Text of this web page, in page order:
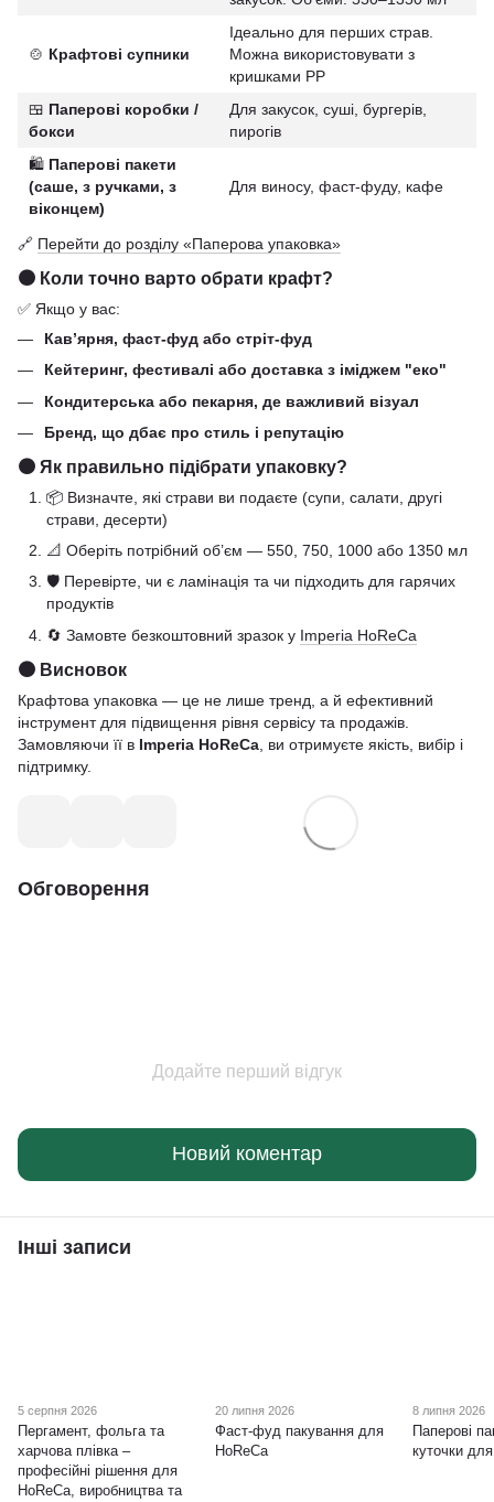
🍲 Крафтові супники
Ідеально для перших страв.
Можна використовувати з
кришками РР
🍱 Паперові коробки /
бокси
Для закусок, суші, бургерів,
пирогів
🛍️ Паперові пакети
(саше, з ручками, з
віконцем)
Для виносу, фаст-фуду, кафе
🔗 Перейти до розділу «Паперова упаковка»
🟤 Коли точно варто обрати крафт?
✅ Якщо у вас:
Кав’ярня, фаст-фуд або стріт-фуд
Кейтеринг, фестивалі або доставка з іміджем "еко"
Кондитерська або пекарня, де важливий візуал
Бренд, що дбає про стиль і репутацію
🟤 Як правильно підібрати упаковку?
📦 Визначте, які страви ви подаєте (супи, салати, другі
страви, десерти)
📐 Оберіть потрібний об’єм — 550, 750, 1000 або 1350 мл
🛡️ Перевірте, чи є ламінація та чи підходить для гарячих
продуктів
🔄 Замовте безкоштовний зразок у Imperia HoReCa
🟤 Висновок
Крафтова упаковка — це не лише тренд, а й ефективний
інструмент для підвищення рівня сервісу та продажів.
Замовляючи її в Imperia HoReCa , ви отримуєте якість, вибір і
підтримку.
Обговорення
Додайте перший відгук
Новий коментар
Інші записи
5 серпня 2026
Пергамент, фольга та
харчова плівка –
професійні рішення для
HoReCa, виробництва та
20 липня 2026
Фаст-фуд пакування для
HoReCa
8 липня 2026
Паперові
куточки